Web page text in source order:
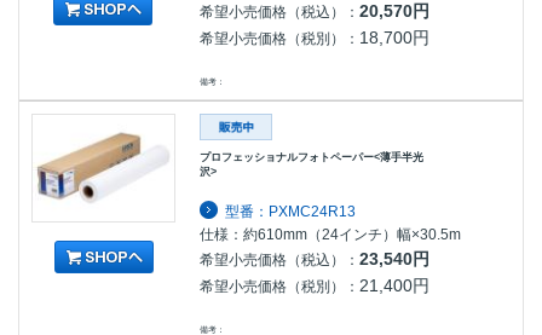
希望小売価格（税込）： 20,570円
希望小売価格（税別）： 18,700円
備考：
プロフェッショナルフォトペーパー<薄手半光
沢>
型番：PXMC24R13
仕様：約610mm（24インチ）幅×30.5m
希望小売価格（税込）：23,540円
希望小売価格（税別）： 21,400円
備考：